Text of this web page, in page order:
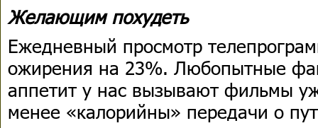
Желающим похудеть
Ежедневный просмотр
ожирения на 23%. Любопытные
аппетит у нас вызывают фильмы
менее «калорийны» передачи о